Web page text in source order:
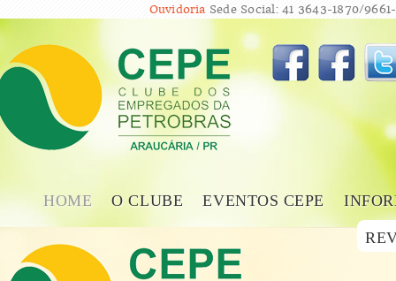
Ouvidoria Sede Social: 41 3643-1870/
HOME O CLUBE EVENTOS CEPE